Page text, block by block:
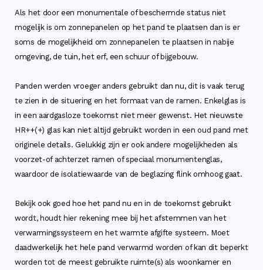
Als het door een monumentale of beschermde status niet
mogelijk is om zonnepanelen op het pand te plaatsen dan is er
soms de mogelijkheid om zonnepanelen te plaatsen in nabije
omgeving, de tuin, het erf, een schuur of bijgebouw.
Panden werden vroeger anders gebruikt dan nu, dit is vaak terug
te zien in de situering en het formaat van de ramen. Enkelglas is
in een aardgasloze toekomst niet meer gewenst. Het nieuwste
HR++(+) glas kan niet altijd gebruikt worden in een oud pand met
originele details. Gelukkig zijn er ook andere mogelijkheden als
voorzet-of achterzet ramen of speciaal monumentenglas,
waardoor de isolatiewaarde van de beglazing flink omhoog gaat.
Bekijk ook goed hoe het pand nu en in de toekomst gebruikt
wordt, houdt hier rekening mee bij het afstemmen van het
verwarmingssysteem en het warmte afgifte systeem. Moet
daadwerkelijk het hele pand verwarmd worden of kan dit beperkt
worden tot de meest gebruikte ruimte(s) als woonkamer en